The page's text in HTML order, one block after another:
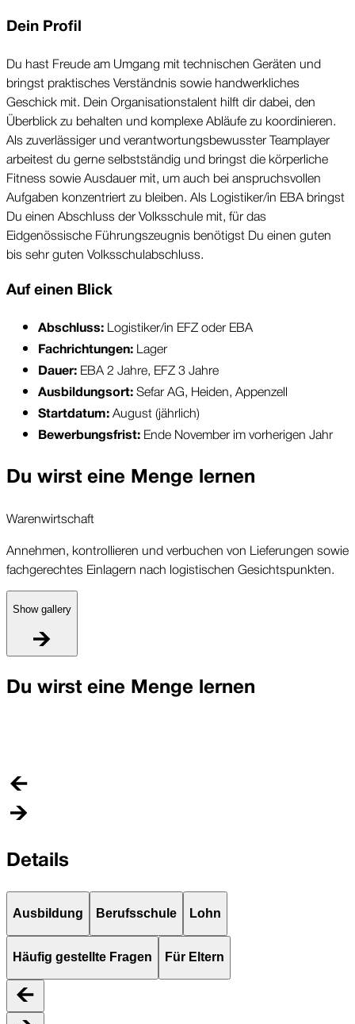
Dein Profil
Du hast Freude am Umgang mit technischen Geräten und
bringst praktisches Verständnis sowie handwerkliches
Geschick mit. Dein Organisationstalent hilft dir dabei, den
Überblick zu behalten und komplexe Abläufe zu koordinieren.
Als zuverlässiger und verantwortungsbewusster Teamplayer
arbeitest du gerne selbstständig und bringst die körperliche
Fitness sowie Ausdauer mit, um auch bei anspruchsvollen
Aufgaben konzentriert zu bleiben. Als Logistiker/in EBA bringst
Du einen Abschluss der Volksschule mit, für das
Eidgenössische Führungszeugnis benötigst Du einen guten
bis sehr guten Volksschulabschluss.
Auf einen Blick
Abschluss: Logistiker/in EFZ oder EBA
Fachrichtungen: Lager
Dauer: EBA 2 Jahre, EFZ 3 Jahre
Ausbildungsort: Sefar AG, Heiden, Appenzell
Startdatum: August (jährlich)
Bewerbungsfrist: Ende November im vorherigen Jahr
Du wirst eine Menge lernen
Warenwirtschaft
Annehmen, kontrollieren und verbuchen von Lieferungen sowie
fachgerechtes Einlagern nach logistischen Gesichtspunkten.
Show gallery
Du wirst eine Menge lernen
Details
Ausbildung Berufsschule Lohn
Häufig gestellte Fragen Für Eltern